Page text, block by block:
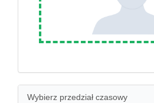
Wybierz przedział czasowy